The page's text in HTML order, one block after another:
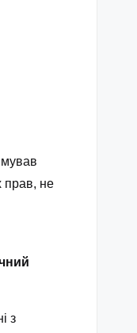
прав, не
з